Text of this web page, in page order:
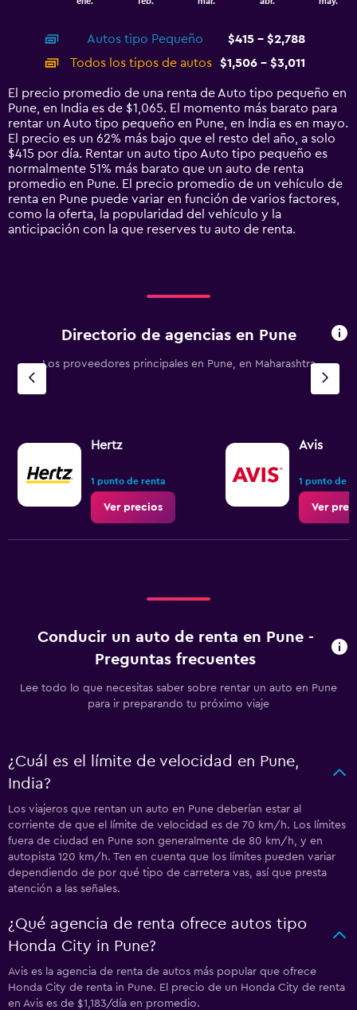
displaying
categories.
Range:
14
categories.
The
chart
has
1
Y
axis
displaying
values.
Range:
Autos tipo Pequeño
$415 - $2,788
Todos los tipos de autos
$1,506 - $3,011
El precio promedio de una renta de Auto tipo pequeño en
Pune, en India es de $1,065. El momento más barato para
rentar un Auto tipo pequeño en Pune, en India es en mayo.
El precio es un 62% más bajo que el resto del año, a solo
$415 por día. Rentar un auto tipo Auto tipo pequeño es
normalmente 51% más barato que un auto de renta
promedio en Pune. El precio promedio de un vehículo de
renta en Pune puede variar en función de varios factores,
como la oferta, la popularidad del vehículo y la
anticipación con la que reserves tu auto de renta.
Directorio de agencias en Pune
Los proveedores principales en Pune, en Maharashtra
Hertz
1 punto de renta
Ver precios
Avis
1 punto de
Ver
Conducir un auto de renta en Pune -
Preguntas frecuentes
Lee todo lo que necesitas saber sobre rentar un auto en Pune
para ir preparando tu próximo viaje
¿Cuál es el límite de velocidad en Pune,
India?
Los viajeros que rentan un auto en Pune deberían estar al
corriente de que el límite de velocidad es de 70 km/h. Los límites
fuera de ciudad en Pune son generalmente de 80 km/h, y en
autopista 120 km/h. Ten en cuenta que los límites pueden variar
dependiendo de por qué tipo de carretera vas, así que presta
atención a las señales.
¿Qué agencia de renta ofrece autos tipo
Honda City in Pune?
Avis es la agencia de renta de autos más popular que ofrece
Honda City de renta in Pune. El precio de un Honda City de renta
en Avis es de $1,183/día en promedio.